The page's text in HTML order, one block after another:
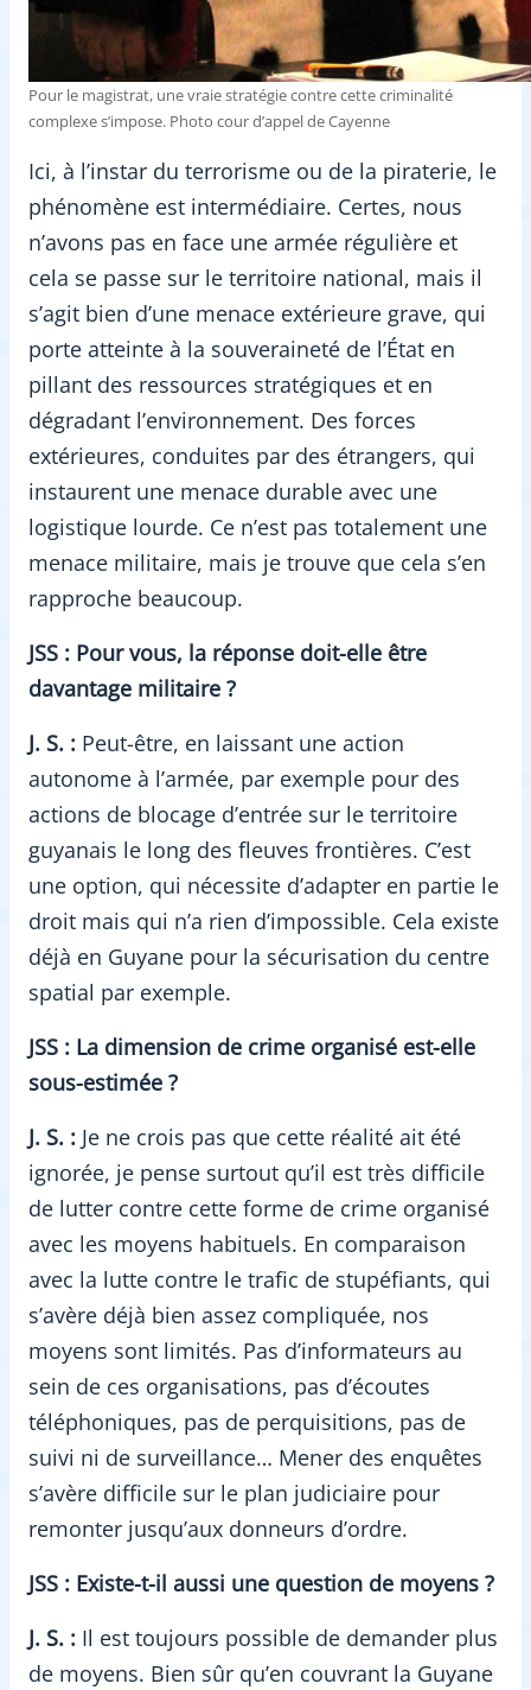
Pour le magistrat, une vraie stratégie contre cette criminalité
complexe s’impose. Photo cour d’appel de Cayenne
Ici, à l’instar du terrorisme ou de la piraterie, le
phénomène est intermédiaire. Certes, nous
n’avons pas en face une armée régulière et
cela se passe sur le territoire national, mais il
s’agit bien d’une menace extérieure grave, qui
porte atteinte à la souveraineté de l’État en
pillant des ressources stratégiques et en
dégradant l’environnement. Des forces
extérieures, conduites par des étrangers, qui
instaurent une menace durable avec une
logistique lourde. Ce n’est pas totalement une
menace militaire, mais je trouve que cela s’en
rapproche beaucoup.
JSS : Pour vous, la réponse doit-elle être
davantage militaire ?
J. S. : Peut-être, en laissant une action
autonome à l’armée, par exemple pour des
actions de blocage d’entrée sur le territoire
guyanais le long des fleuves frontières. C’est
une option, qui nécessite d’adapter en partie le
droit mais qui n’a rien d’impossible. Cela existe
déjà en Guyane pour la sécurisation du centre
spatial par exemple.
JSS : La dimension de crime organisé est-elle
sous-estimée ?
J. S. : Je ne crois pas que cette réalité ait été
ignorée, je pense surtout qu’il est très difficile
de lutter contre cette forme de crime organisé
avec les moyens habituels. En comparaison
avec la lutte contre le trafic de stupéfiants, qui
s’avère déjà bien assez compliquée, nos
moyens sont limités. Pas d’informateurs au
sein de ces organisations, pas d’écoutes
téléphoniques, pas de perquisitions, pas de
suivi ni de surveillance… Mener des enquêtes
s’avère difficile sur le plan judiciaire pour
remonter jusqu’aux donneurs d’ordre.
JSS : Existe-t-il aussi une question de moyens ?
J. S. : Il est toujours possible de demander plus
de moyens. Bien sûr qu’en couvrant la Guyane